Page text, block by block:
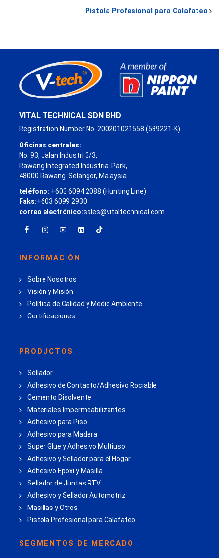
Pistola Profesional para Calafateo
VITAL TECHNICAL SDN BHD
Registration Number No. 200201021558 (589221-K)
Oficinas centrales:
No. 93, Jalan Industri 3/3,
Rawang Integrated Industrial Park,
48000 Rawang, Selangor, Malaysia.
teléfono: +603 6094 2088 (Hunting Line)
Faks:+603 6099 2930
correo electrónico:sales@vitaltechnical.com
INFORMACIÓN
Sobre Nosotros
Visión y Misión
Política de Calidad y Medio Ambiente
Certificaciones
PRODUCTOS
Sellador
Adhesivo de Contacto/Adhesivo Rociable
Cemento Disolvente
Materiales Impermeabilizantes
Adhesivo para Piso
Adhesivo para Madera
Super Glue y Adhesivo Multiuso
Adhesivo y Sellador para el Hogar
Adhesivo Epoxi y Masilla
Sellador de Juntas RTV
Adhesivo y Sellador Automotriz
Masillas y Otros
Pistola Profesional para Calafateo
SEGMENTOS DE MERCADO